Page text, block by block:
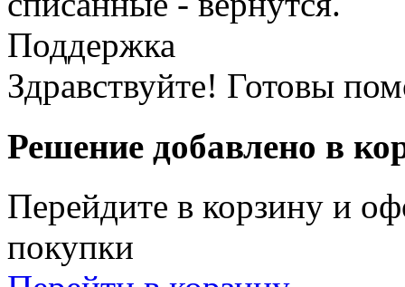
Поддержка
Здравствуйте! Готовы
Решение добавлено в
Перейдите в корзину и
покупки